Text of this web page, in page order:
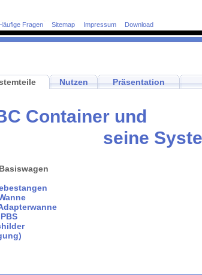
Fragen Sitemap Impressum Download
Nutzen Präsentation
Container und
seine